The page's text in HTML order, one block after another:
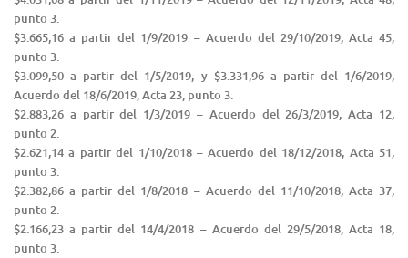
punto 3.
$3.665,16 a partir del 1/9/2019 – Acuerdo del 29/10/2019, Acta 45,
punto 3.
$3.099,50 a partir del 1/5/2019, y $3.331,96 a partir del 1/6/2019,
Acuerdo del 18/6/2019, Acta 23, punto 3.
$2.883,26 a partir del 1/3/2019 – Acuerdo del 26/3/2019, Acta 12,
punto 2.
$2.621,14 a partir del 1/10/2018 – Acuerdo del 18/12/2018, Acta 51,
punto 3.
$2.382,86 a partir del 1/8/2018 – Acuerdo del 11/10/2018, Acta 37,
punto 2.
$2.166,23 a partir del 14/4/2018 – Acuerdo del 29/5/2018, Acta 18,
punto 3.